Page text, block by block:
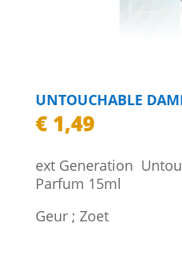
UNTOUCHABLE
€1,49
ext Generation
Parfum 15ml
Geur ; Zoet